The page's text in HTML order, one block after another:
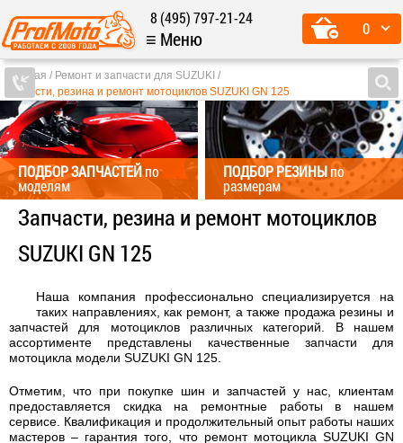
8 (495) 797-21-24
0
≡ Меню
Главная
Ремонт и запчасти для SUZUKI
Запчасти, резина и ремонт мотоциклов SUZUKI GN 125
ПОДБОР ЗАПЧАСТЕЙпо
моделям
ПОДБОР РЕЗИНЫпо
размерам
Запчасти, резина и ремонт мотоциклов
SUZUKI GN 125
Наша компания профессионально специализируется на
таких направлениях, как ремонт, а также продажа резины и
запчастей для мотоциклов различных категорий. В нашем
ассортименте представлены качественные запчасти для
мотоцикла модели SUZUKI GN 125.
Отметим, что при покупке шин и запчастей у нас, клиентам
предоставляется скидка на ремонтные работы в нашем
сервисе. Квалификация и продолжительный опыт работы наших
мастеров – гарантия того, что ремонт мотоцикла SUZUKI GN